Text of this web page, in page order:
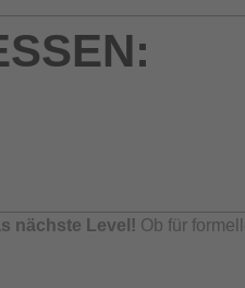
nächste Level! Ob für